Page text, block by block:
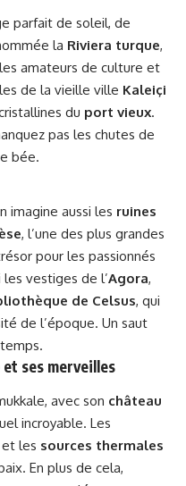
parfait de soleil, de
la Riviera turque,
amateurs de culture et
de la vieille ville Kaleiçi
du port vieux.
pas les chutes de
bée.
imagine aussi les ruines
, l’une des plus grandes
pour les passionnés
vestiges de l’Agora,
de Celsus, qui
de l’époque. Un saut
ses merveilles
avec son château
incroyable. Les
et les sources thermales
En plus de cela,